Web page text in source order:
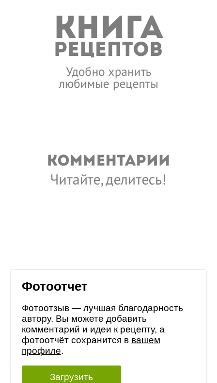
Фотоотчет
Фотоотзыв — лучшая благодарность
автору. Вы можете добавить
комментарий и идеи к рецепту, а
фотоотчёт сохранится в вашем
профиле.
Загрузить